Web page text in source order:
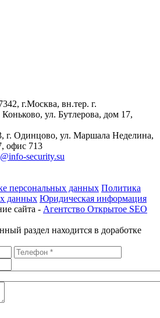
г.Москва, вн.тер. г.
ул. Бутлерова, дом 17,
г. Одинцово, ул. Маршала Неделина,
офис 713
security.su
персональных данных Политика
данных Юридическая информация
сайта - Агентство Открытое SEO
раздел находится в доработке